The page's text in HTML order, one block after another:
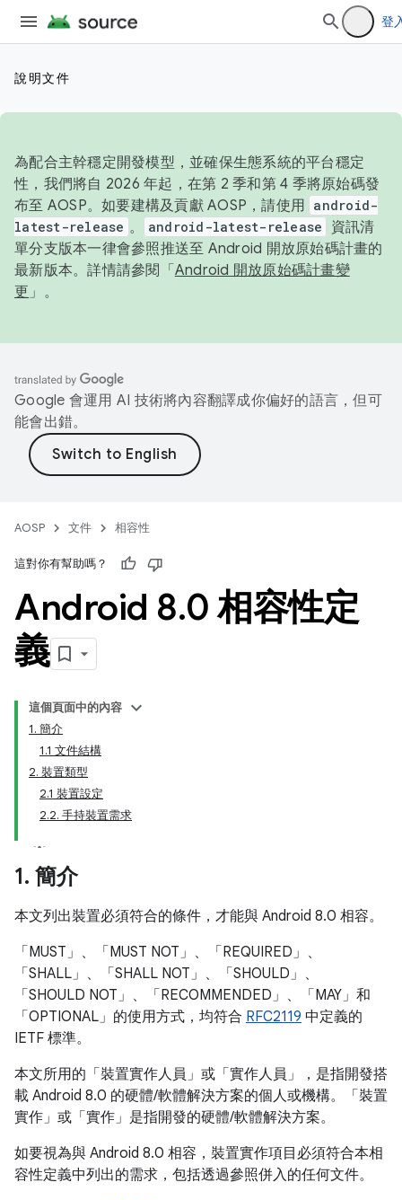
登
說明文件
為配合主幹穩定開發模型，並確保生態系統的平台穩定
性，我們將自 2026 年起，在第 2 季和第 4 季將原始碼發
布至 AOSP。如要建構及貢獻 AOSP，請使用 android-
latest-release 。 android-latest-release
資訊清
單分支版本一律會參照推送至 Android 開放原始碼計畫的
最新版本。詳情請參閱「 Android 開放原始碼計畫變
更 」。
Google 會運用 AI 技術將內容翻譯成你偏好的語言，但可
能會出錯。
AOSP 文件 相容性
這對你有幫助嗎？
Android 8.0 相容性定
義
這個頁面中的內容
1. 簡介
1.1 文件結構
2. 裝置類型
2.1 裝置設定
2.2. 手持裝置需求
1. 簡介
本文列出裝置必須符合的條件，才能與 Android 8.0 相容。
「MUST」、「MUST NOT」、「REQUIRED」、
「SHALL」、「SHALL NOT」、「SHOULD」、
「SHOULD NOT」、「RECOMMENDED」、「MAY」和
「OPTIONAL」的使用方式，均符合 RFC2119 中定義的
IETF 標準。
本文所用的「裝置實作人員」或「實作人員」，是指開發搭
載 Android 8.0 的硬體/軟體解決方案的個人或機構。「裝置
實作」或「實作」是指開發的硬體/軟體解決方案。
如要視為與 Android 8.0 相容，裝置實作項目必須符合本相
容性定義中列出的需求，包括透過參照併入的任何文件。